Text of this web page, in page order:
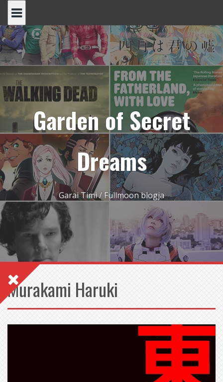
content
Garden of Secret
Dreams
Garai Timi / Fullmoon blogja
Murakami Haruki